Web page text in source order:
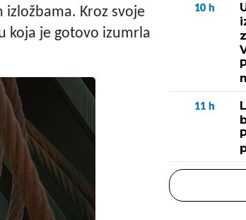
Kroz svoje
koja je gotovo izumrla
10 h
11 h